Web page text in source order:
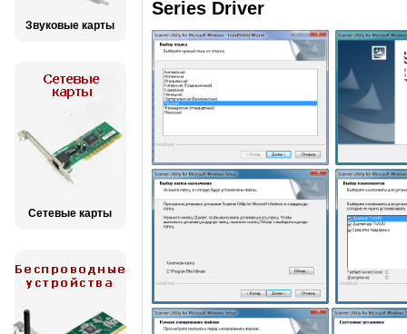
Звуковые карты
Сетевые карты
Series Driver